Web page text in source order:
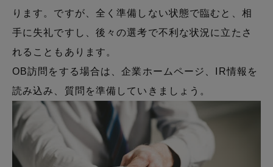
ります。ですが、全く準備しない状態で臨むと、相
手に失礼ですし、後々の選考で不利な状況に立たさ
れることもあります。
OB訪問をする場合は、企業ホームページ、IR情報を
読み込み、質問を準備していきましょう。